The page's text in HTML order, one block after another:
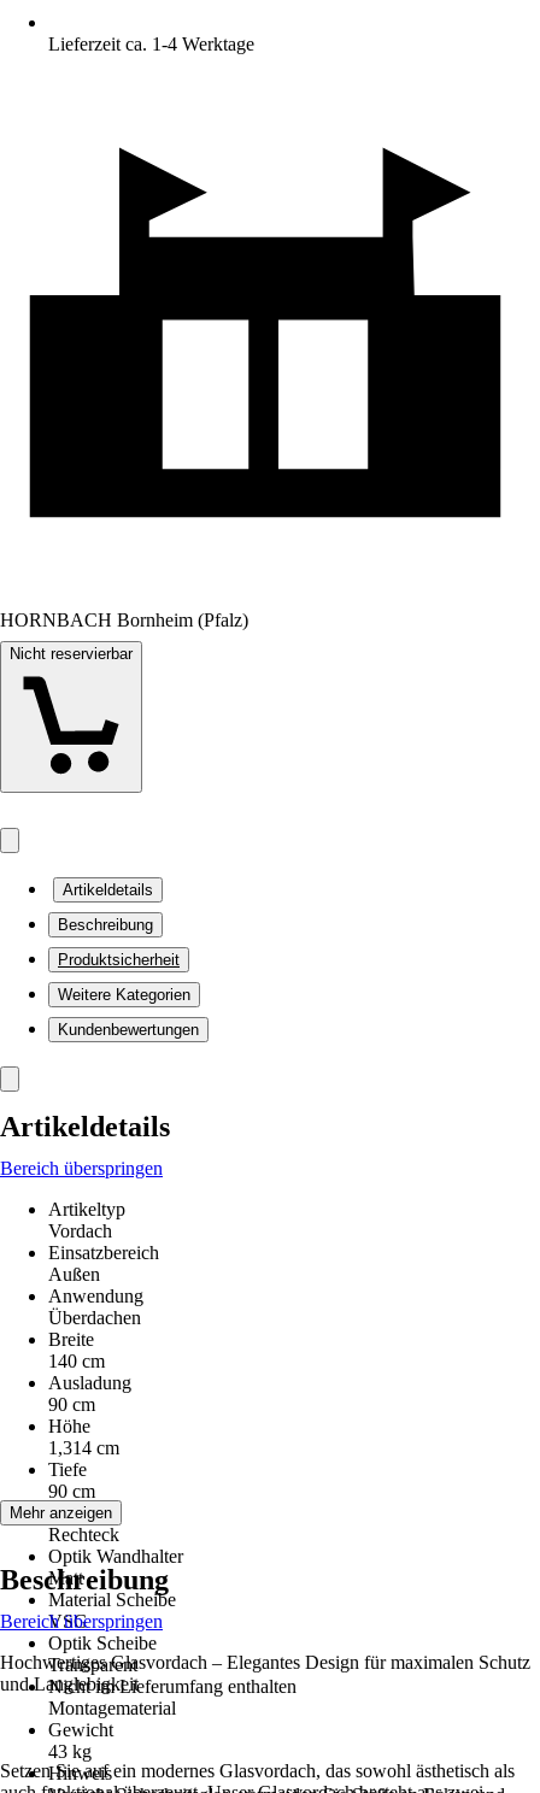
Lieferzeit ca. 1-4 Werktage
HORNBACH Bornheim (Pfalz)
Nicht reservierbar
Artikeldetails
Beschreibung
Produktsicherheit
Weitere Kategorien
Kundenbewertungen
Artikeldetails
Bereich überspringen
Artikeltyp
Vordach
Einsatzbereich
Außen
Anwendung
Überdachen
Breite
140 cm
Ausladung
90 cm
Höhe
1,314 cm
Tiefe
90 cm
Form
Rechteck
Optik Wandhalter
Matt
Material Scheibe
VSG
Optik Scheibe
Transparent
Nicht im Lieferumfang enthalten
Montagematerial
Gewicht
43 kg
Hinweis
Mehr anzeigen
Beschreibung
Bereich überspringen
Hochwertiges Glasvordach – Elegantes Design für maximalen Schutz
und Langlebigkeit
Setzen Sie auf ein modernes Glasvordach, das sowohl ästhetisch als